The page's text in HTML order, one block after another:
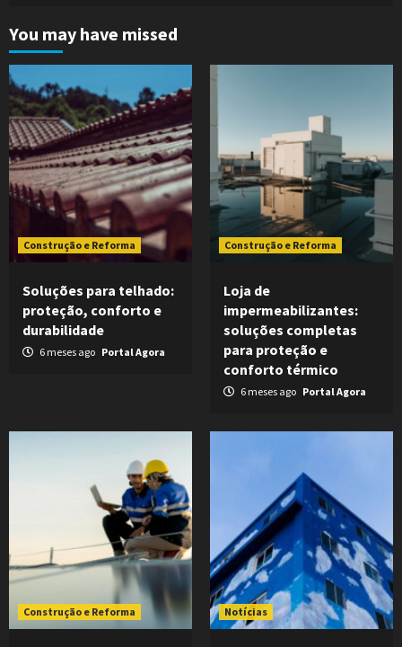
You may have missed
Construção e Reforma
Soluções para telhado:
proteção, conforto e
durabilidade
6 meses ago Portal Agora
Construção e Reforma
Loja de
impermeabilizantes:
soluções completas
para proteção e
conforto térmico
6 meses ago Portal Agora
Construção e Reforma Notícias